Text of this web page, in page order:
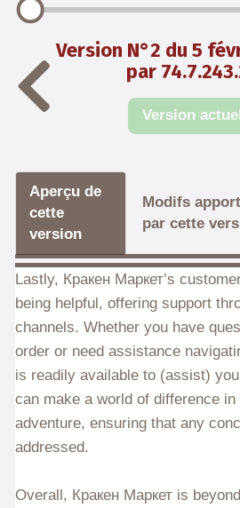
Version N°2 du 5
par
Version
Aperçu de
cette
version
Modifs
par cette